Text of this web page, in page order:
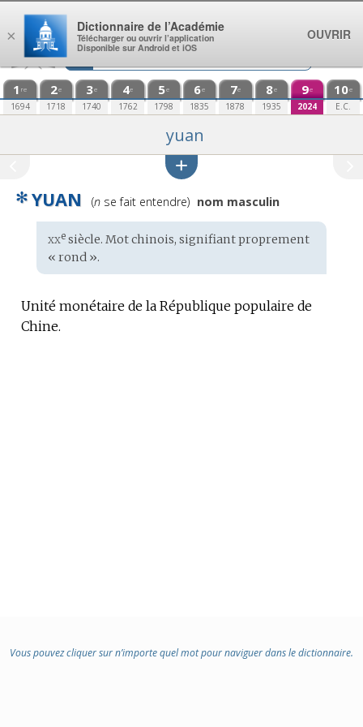
Aller au contenu
1 re
1694
2e
1718
3e
1740
4e
1762
5e
1798
6e
1835
7e
1878
8e
1935
9e
2024
10e
E.C.
yuan
✻ YUAN
Prononciation
(nse fait entendre) nom masculin
Étymologie
:
xxesiècle. Motchinois, signifiant proprement
« rond ».
Unité monétaire de la République populaire de
Chine.
Vous pouvez cliquer sur n’importe quel mot pour naviguer dans le dictionnaire.
×
Dictionnaire de l’Académie
Télécharger ou ouvrir l’application
Disponible sur Android et iOS
OUVRIR